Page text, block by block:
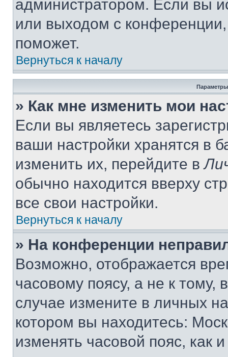
администратором. Если вы
или выходом с
поможет.
Вернуться к началу
Параметры
» Как мне изменить мои
Если вы являетесь
ваши настройки хранятся в
изменить их, перейдите в
обычно находится вверху
все свои настройки.
Вернуться к началу
» На конференции
Возможно, отображается
часовому поясу, а не к тому,
случае измените в личных
котором вы находитесь:
изменять часовой пояс, как